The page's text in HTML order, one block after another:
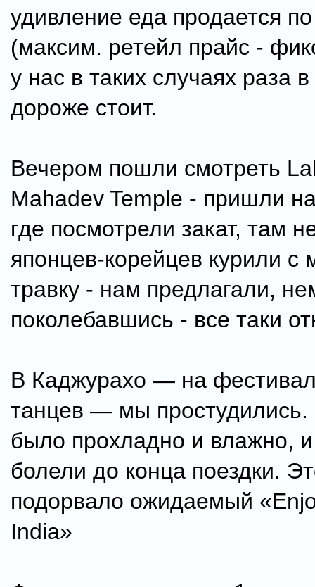
удивление еда продается
(максим. ретейл прайс -
у нас в таких случаях раза
дороже стоит.
Вечером пошли смотреть
Mahadev Temple - пришли
где посмотрели закат, там
японцев-корейцев курили с
травку - нам предлагали,
поколебавшись - все таки
В Каджурахо — на
танцев — мы
было прохладно и влажно,
болели до конца поездки.
подорвало ожидаемый
India»